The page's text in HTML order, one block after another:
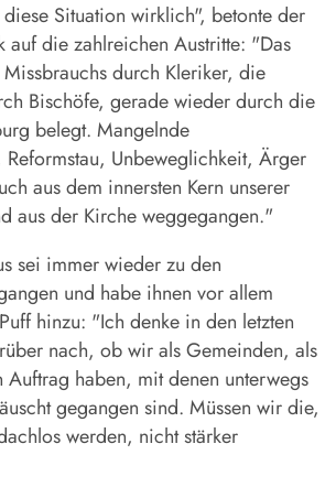
Situation wirklich", betonte der
auf die zahlreichen Austritte: "Das
durch Kleriker, die
Bischöfe, gerade wieder durch die
belegt. Mangelnde
Reformstau, Unbeweglichkeit, Ärger
aus dem innersten Kern unserer
aus der Kirche weggegangen."
sei immer wieder zu den
und habe ihnen vor allem
hinzu: "Ich denke in den letzten
nach, ob wir als Gemeinden, als
Auftrag haben, mit denen unterwegs
gegangen sind. Müssen wir die,
werden, nicht stärker